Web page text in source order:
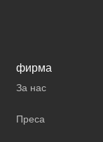
фирма
За нас
Преса